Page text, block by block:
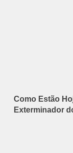
Como Estão
Exterminador